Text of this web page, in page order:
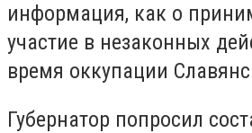
информация, как о
участие в незаконных
время оккупации
Губернатор попросил